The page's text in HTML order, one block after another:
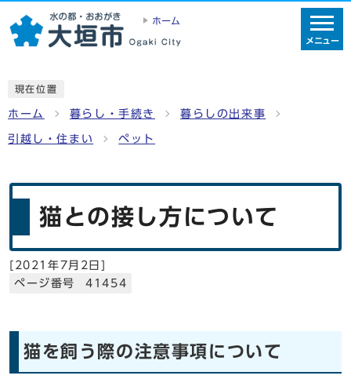
ホーム
メニュー
現在位置
ホーム 暮らし・手続き 暮らしの出来事
引越し・住まい ペット
猫との接し方について
[ 2021年7月2日]
ページ番号 41454
猫を飼う際の注意事項について